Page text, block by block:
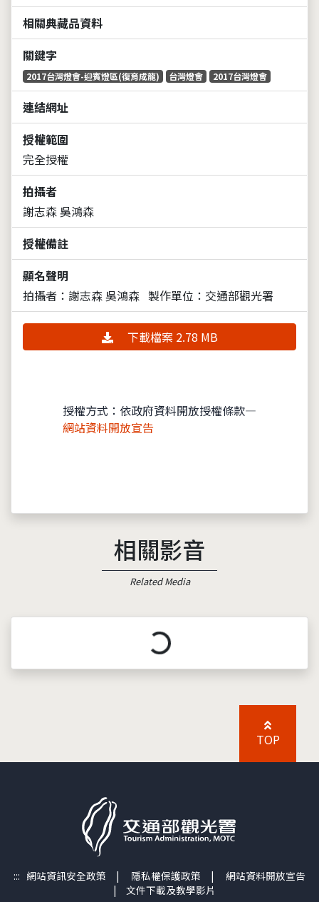
相關典藏品資料
關鍵字
2017台灣燈會-迎賓燈區(復育成龍) 台灣燈會 2017台灣燈會
連結網址
授權範圍
完全授權
拍攝者
謝志森 吳鴻森
授權備註
顯名聲明
拍攝者：謝志森 吳鴻森 製作單位：交通部觀光署
下載檔案 2.78 MB
授權方式：依政府資料開放授權條款—
網站資料開放宣告
相關影音
Related Media
載入中...
TOP
::: 網站資訊安全政策 | 隱私權保護政策 | 網站資料開放宣告
| 文件下載及教學影片